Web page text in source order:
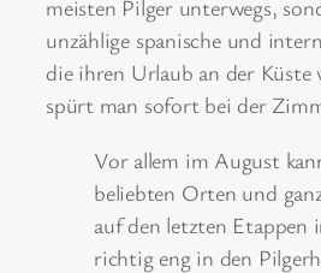
meisten Pilger unterwegs,
unzählige spanische und
die ihren Urlaub an der Küste
spürt man sofort bei der
Vor allem im August
beliebten Orten und
auf den letzten Etappen
richtig eng in den